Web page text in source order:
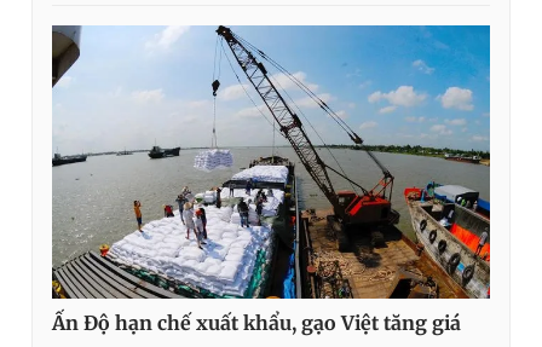
Ấn Độ hạn chế xuất khẩu, gạo Việt tăng giá